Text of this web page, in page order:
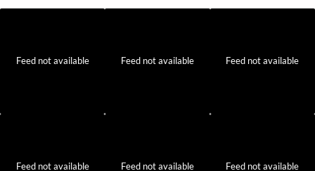
Feed not available Feed not available Feed not available
Feed not available Feed not available Feed not available